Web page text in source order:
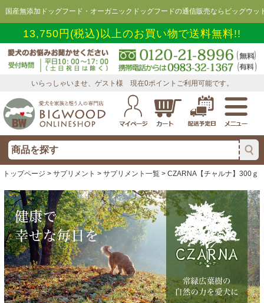
国産無添加ドッグフード・オーガニックドッグフードの通信販売ならビッグウッ
13,750円(税込)以上のお買い物で送料無料!!
いらっしゃいませ、ゲスト様 現在0ポイントご利用可能です。
トップページ > サプリメント > サプリメント一覧 > CZARNA【チャルナ】300ｇ